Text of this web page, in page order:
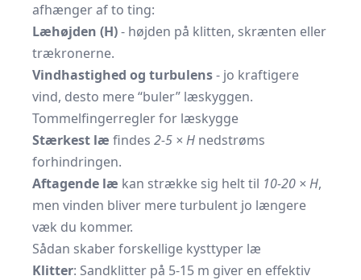
afhænger af to ting:
Læhøjden (H)- højden på klitten, skrænten eller
trækronerne.
Vindhastighed og turbulens- jo kraftigere
vind, desto mere “buler” læskyggen.
Tommelfingerregler for læskygge
Stærkest læ findes 2-5 × H nedstrøms
forhindringen.
Aftagende læ kan strække sig helt til 10-20 × H,
men vinden bliver mere turbulent jo længere
væk du kommer.
Sådan skaber forskellige kysttyper læ
Klitter: Sandklitter på 5-15 m giver en effektiv